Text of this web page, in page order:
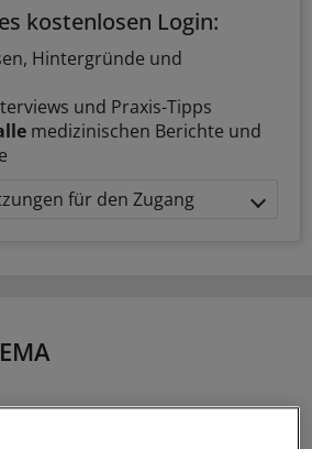
kostenlosen Login:
Hintergründe und
und Praxis-Tipps
medizinischen Berichte und
für den Zugang
rät prophylaktisch weiterhin